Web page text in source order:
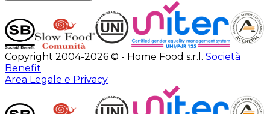
Copyright 2004-2026 © - Home Food s.r.l. Società
Benefit
Area Legale e Privacy